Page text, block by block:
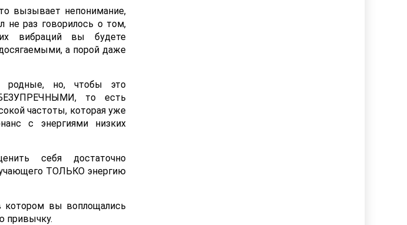
вызывает непонимание,
не раз говорилось о том,
вибраций вы будете
а порой даже
родные, но, чтобы это
то есть
частоты, которая уже
с энергиями низких
себя достаточно
ТОЛЬКО энергию
котором вы воплощались
привычку.